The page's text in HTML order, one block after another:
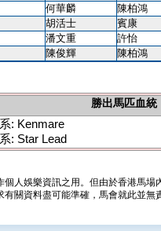
何華麟 陳柏鴻
胡活士 賓康
潘文重 許怡
陳俊輝
陳柏鴻
勝出馬匹血統
: Kenmare
: Star Lead
人娛樂資訊之用。但由於香港馬
關資料盡可能準確，馬會就此並